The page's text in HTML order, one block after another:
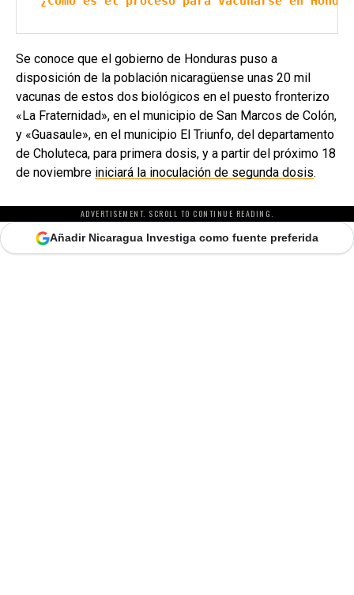
Se conoce que el gobierno de Honduras puso a
disposición de la población nicaragüense unas 20 mil
vacunas de estos dos biológicos en el puesto fronterizo
«La Fraternidad», en el municipio de San Marcos de Colón,
y «Guasaule», en el municipio El Triunfo, del departamento
de Choluteca, para primera dosis, y a partir del próximo 18
de noviembre iniciará la inoculación de segunda dosis.
ADVERTISEMENT. SCROLL TO CONTINUE READING.
Añadir Nicaragua Investiga como fuente preferida